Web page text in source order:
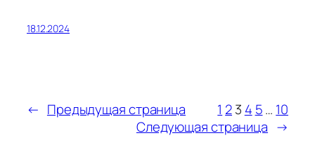
18.12.2024
← Предыдущая страница 1 23 4 5… 10
Следующая страница →